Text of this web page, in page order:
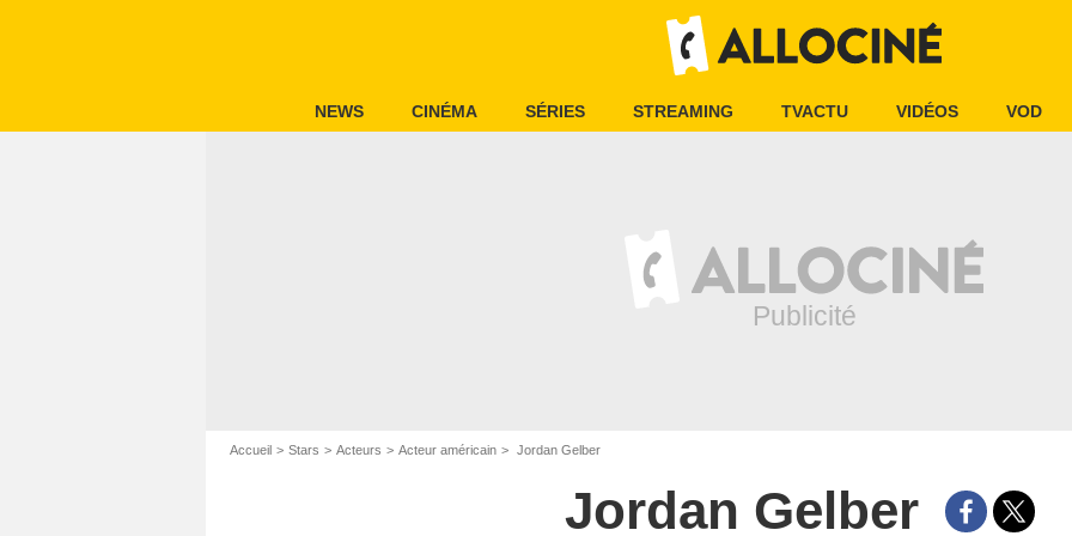
NEWS CINÉMA SÉRIES STREAMING TVACTU VIDÉOS VOD
Accueil Stars Acteurs Acteur américain Jordan Gelber
Jordan Gelber